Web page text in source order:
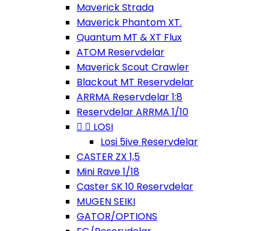
Maverick Strada
Maverick Phantom XT.
Quantum MT & XT Flux
ATOM Reservdelar
Maverick Scout Crawler
Blackout MT Reservdelar
ARRMA Reservdelar 1:8
Reservdelar ARRMA 1/10
  LOSI
Losi 5ive Reservdelar
CASTER ZX 1,5
Mini Rave 1/18
Caster SK 10 Reservdelar
MUGEN SEIKI
GATOR/OPTIONS